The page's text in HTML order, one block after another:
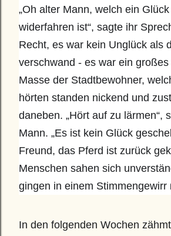
„Oh alter Mann, welch ein
widerfahren ist“, sagte ihr
Recht, es war kein Unglück als
verschwand - es war ein großes
Masse der Stadtbewohner,
hörten standen nickend und
daneben. „Hört auf zu lärmen“,
Mann. „Es ist kein Glück
Freund, das Pferd ist zurück
Menschen sahen sich
gingen in einem Stimmengewirr
In den folgenden Wochen